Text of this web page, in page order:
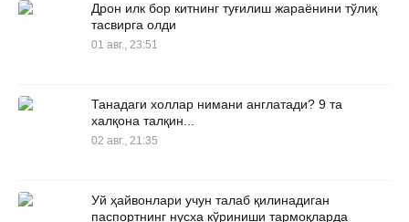
Дрон илк бор китнинг туғилиш жараёнини тўлиқ
тасвирга олди
01 авг., 23:51
Танадаги холлар нимани англатади? 9 та
халқона талқин...
02 авг., 21:35
Уй ҳайвонлари учун талаб қилинадиган
паспортнинг нусха кўриниши тармоқларда